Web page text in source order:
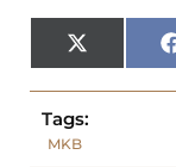
X
(Twitter)
Tags:
MKB